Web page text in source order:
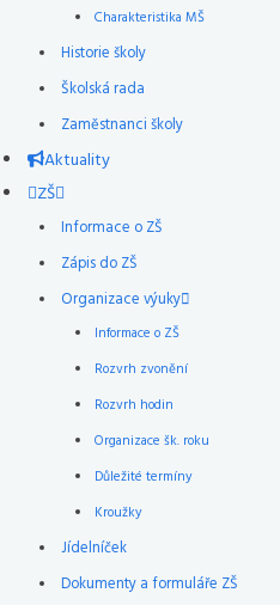
Charakteristika MŠ
Historie školy
Školská rada
Zaměstnanci školy
Aktuality
ZŠ
Informace o ZŠ
Zápis do ZŠ
Organizace výuky
Informace o ZŠ
Rozvrh zvonění
Rozvrh hodin
Organizace šk. roku
Důležité termíny
Kroužky
Jídelníček
Dokumenty a formuláře ZŠ